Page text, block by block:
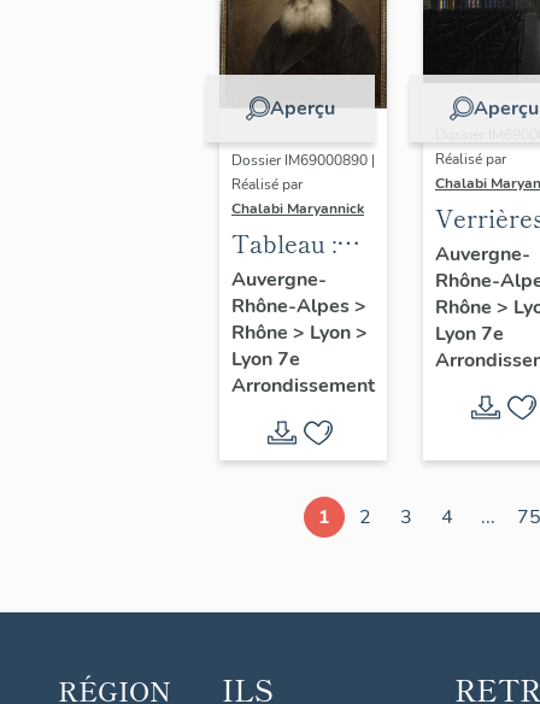
Aperçu
Dossier IM69000890 |
Réalisé par
Chalabi Maryannick
Tableau :
portrait du
Père
Augustin
Planque
Auvergne-
Rhône-Alpes>
Rhône > Lyon>
Lyon 7e
Arrondissement
Aperçu
Réalisé par
Chalabi
Auvergne-
Rhône-
Rhône >
Lyon 7e
1 2 3 4 ... 75
RÉGION
ILS